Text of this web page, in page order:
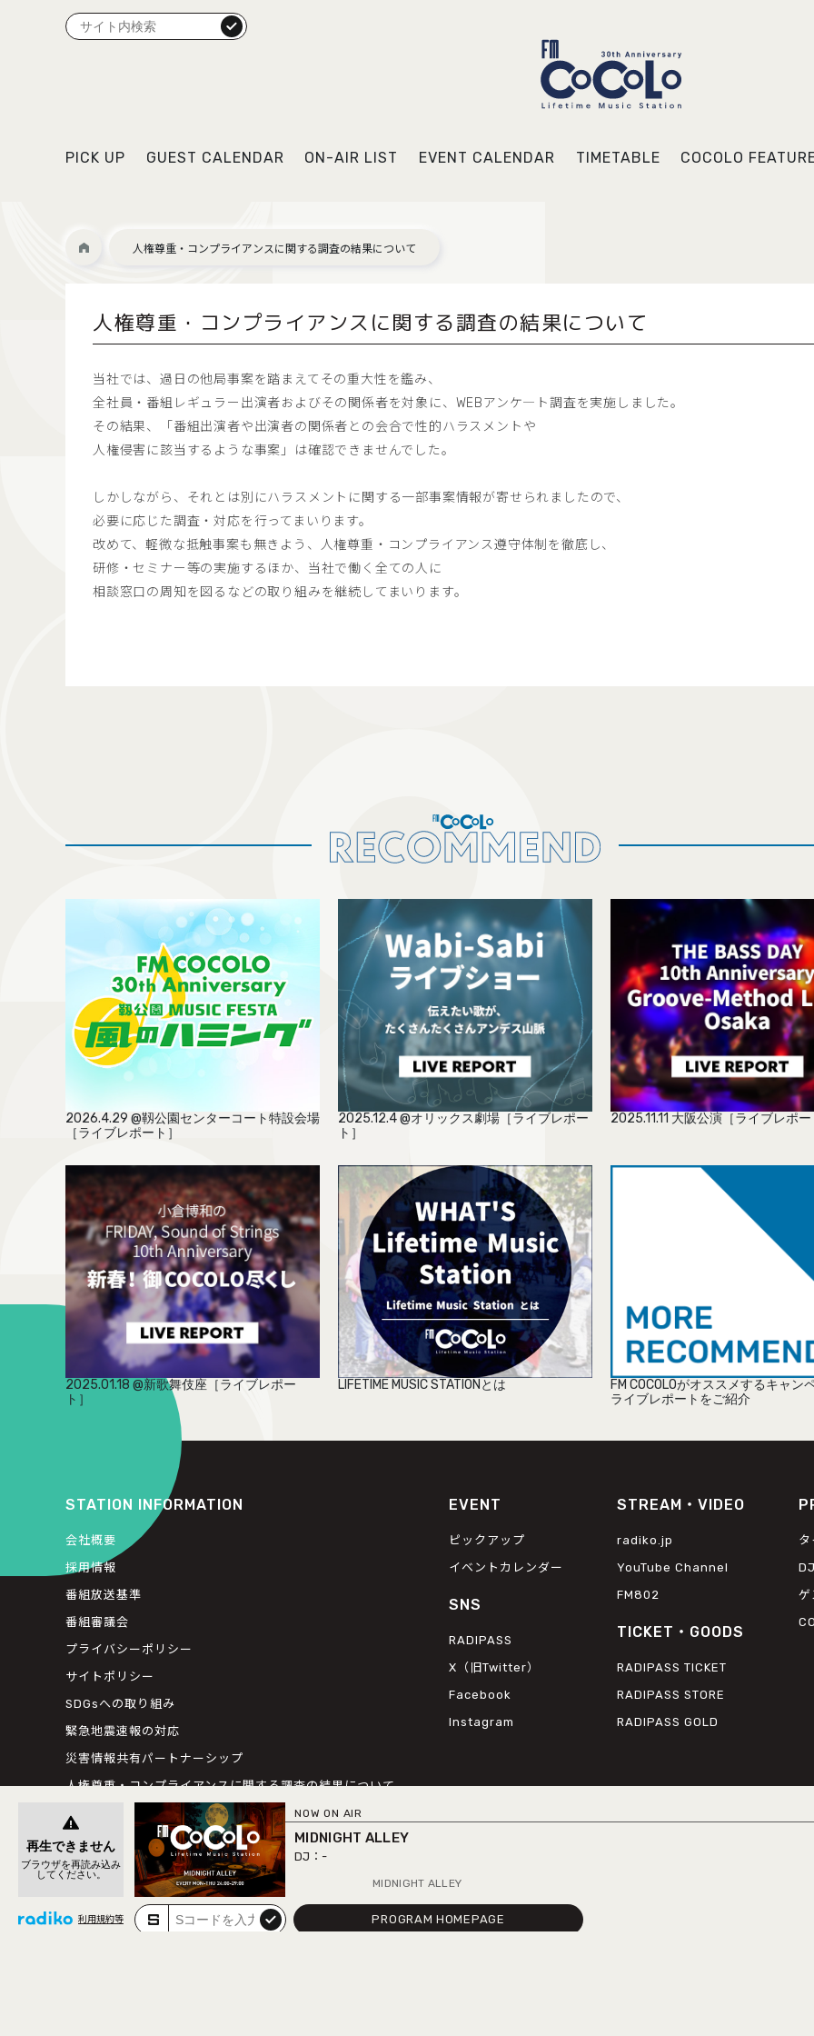
検索
PICK UP GUEST CALENDAR ON-AIR LIST EVENT CALENDAR TIMETABLE COCOLO
利用規約等
NOW ON AIR
MIDNIGHT ALLEY
-
MIDNIGHT ALLEY
submit PROGRAM HOMEPAGE
人権尊重・コンプライアンスに関する調査の結果について
人権尊重・コンプライアンスに関する調査の結果について
当社では、過日の他局事案を踏まえてその重大性を鑑み、
全社員・番組レギュラー出演者およびその関係者を対象に、WEBアンケ―ト調査を実施しました。
その結果、「番組出演者や出演者の関係者との会合で性的ハラスメントや
人権侵害に該当するような事案」は確認できませんでした。
しかしながら、それとは別にハラスメントに関する一部事案情報が寄せられましたので、
必要に応じた調査・対応を行ってまいります。
改めて、軽微な抵触事案も無きよう、人権尊重・コンプライアンス遵守体制を徹底し、
研修・セミナー等の実施するほか、当社で働く全ての人に
相談窓口の周知を図るなどの取り組みを継続してまいります。
2026.4.29 @靱公園センターコート特設会場
［ライブレポート］
2025.12.4 @オリックス劇場［ライブレポー
ト］
2025.11.11 大阪公演［ライブレポ
2025.01.18 @新歌舞伎座［ライブレポー
ト］
LIFETIME MUSIC STATIONとは
FM COCOLOがオススメするキャン
ライブレポートをご紹介
STATION INFORMATION
会社概要
採用情報
番組放送基準
番組審議会
プライバシーポリシー
サイトポリシー
SDGsへの取り組み
緊急地震速報の対応
災害情報共有パートナーシップ
人権尊重・コンプライアンスに関する調査の結果について
EVENT
ピックアップ
イベントカレンダー
SNS
RADIPASS
X（旧Twitter）
Facebook
Instagram
STREAM・VIDEO
radiko.jp
YouTube Channel
FM802
TICKET・GOODS
RADIPASS TICKET
RADIPASS STORE
RADIPASS GOLD
ゲ